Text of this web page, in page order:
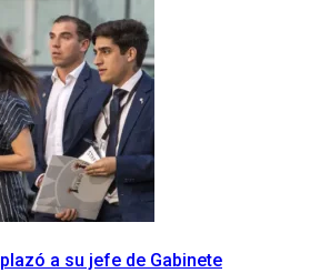
a su jefe de Gabinete